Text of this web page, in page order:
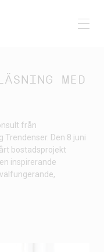
MED
från
Den 8 juni
bostadsprojekt
inspirerande